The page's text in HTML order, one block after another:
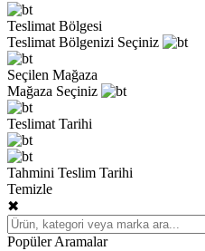
Teslimat Bölgesi
Teslimat Bölgenizi Seçiniz
Seçilen Mağaza
Mağaza Seçiniz
Teslimat Tarihi
Tahmini Teslim Tarihi
Temizle
✖
Popüler Aramalar